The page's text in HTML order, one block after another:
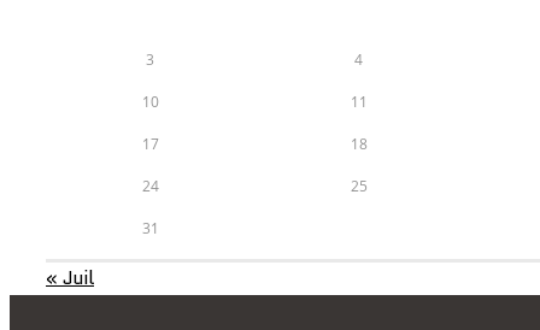
3 4
10 11
17 18
24 25
31
« Juil